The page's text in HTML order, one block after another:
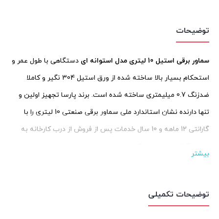
توضیحات
سماور برقی استیل 10 لیتری مدل استوانه ای
دستگاهی با طول عمر و
استحکام بسیار بالا ساخته شده از ورق استیل 304 نگیر و کاملا
ضدزنگ 0.7 میلیمتری ساخته شده است. برند پارسا تجهیز اولین و
تنها دارنده نشان استاندارد ملی سماور برقی صنعتی 10 لیتری را با
گارانتی 12 ماهه و 10 سال خدمات پس از فروش از درب کارخانه به
سفره خانه، اداره ها، سوپرمارکت ها و دکه ها، دانشگاه، مدرسه،
بیشتر
توضیحات تکمیلی